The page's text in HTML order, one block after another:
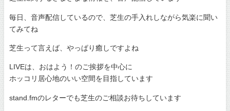
毎日、音声配信しているので、芝生の手入れしながら気楽に聞い
てみてね
芝生って言えば、やっぱり癒しですよね
LIVEは、おはよう！のご挨拶を中心に
ホッコリ居心地のいい空間を目指しています
stand.fmのレターでも芝生のご相談お待ちしています